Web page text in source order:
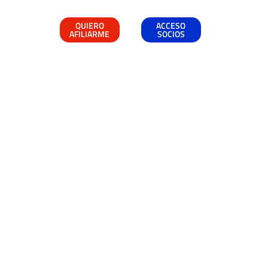
QUIERO
AFILIARME
ACCESO
SOCIOS